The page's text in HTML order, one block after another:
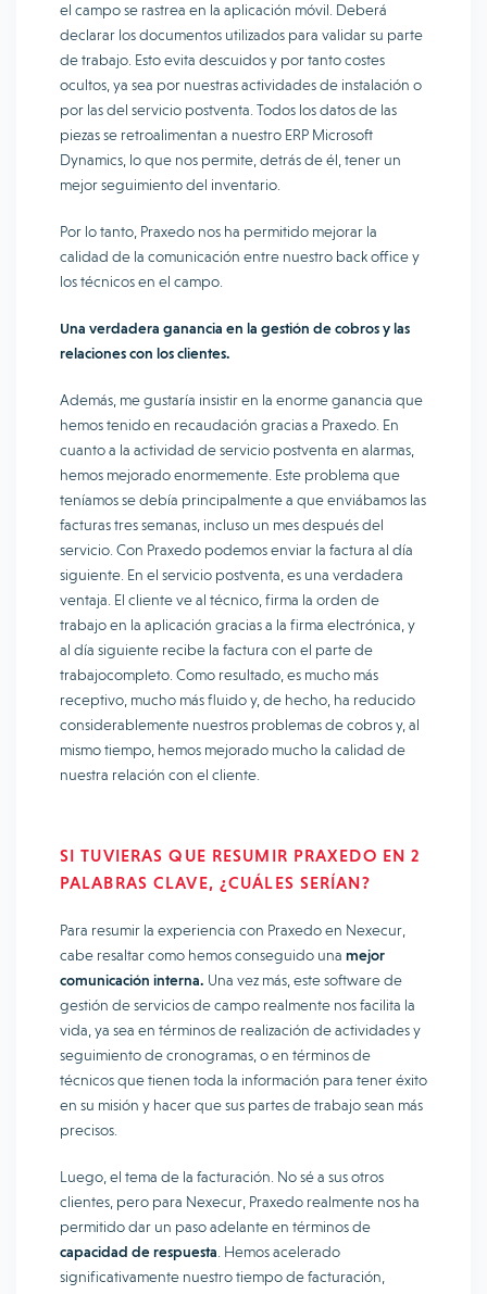
el campo se rastrea en la aplicación móvil. Deberá
declarar los documentos utilizados para validar su parte
de trabajo. Esto evita descuidos y por tanto costes
ocultos, ya sea por nuestras actividades de instalación o
por las del servicio postventa. Todos los datos de las
piezas se retroalimentan a nuestro ERP Microsoft
Dynamics, lo que nos permite, detrás de él, tener un
mejor seguimiento del inventario.
Por lo tanto, Praxedo nos ha permitido mejorar la
calidad de la comunicación entre nuestro back office y
los técnicos en el campo.
Una verdadera ganancia en la gestión de cobros y las
relaciones con los clientes.
Además, me gustaría insistir en la enorme ganancia que
hemos tenido en recaudación gracias a Praxedo. En
cuanto a la actividad de servicio postventa en alarmas,
hemos mejorado enormemente. Este problema que
teníamos se debía principalmente a que enviábamos las
facturas tres semanas, incluso un mes después del
servicio. Con Praxedo podemos enviar la factura al día
siguiente. En el servicio postventa, es una verdadera
ventaja. El cliente ve al técnico, firma la orden de
trabajo en la aplicación gracias a la firma electrónica, y
al día siguiente recibe la factura con el parte de
trabajocompleto. Como resultado, es mucho más
receptivo, mucho más fluido y, de hecho, ha reducido
considerablemente nuestros problemas de cobros y, al
mismo tiempo, hemos mejorado mucho la calidad de
nuestra relación con el cliente.
SI TUVIERAS QUE RESUMIR PRAXEDO EN 2
PALABRAS CLAVE, ¿CUÁLES SERÍAN?
Para resumir la experiencia con Praxedo en Nexecur,
cabe resaltar como hemos conseguido una mejor
comunicación interna. Una vez más, este software de
gestión de servicios de campo realmente nos facilita la
vida, ya sea en términos de realización de actividades y
seguimiento de cronogramas, o en términos de
técnicos que tienen toda la información para tener éxito
en su misión y hacer que sus partes de trabajo sean más
precisos.
Luego, el tema de la facturación. No sé a sus otros
clientes, pero para Nexecur, Praxedo realmente nos ha
permitido dar un paso adelante en términos de
capacidad de respuesta . Hemos acelerado
significativamente nuestro tiempo de facturación,